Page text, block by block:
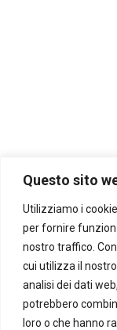
Questo sito
Utilizziamo i
per fornire
nostro traffico.
cui utilizza il
analisi dei dati
potrebbero
loro o che hanno